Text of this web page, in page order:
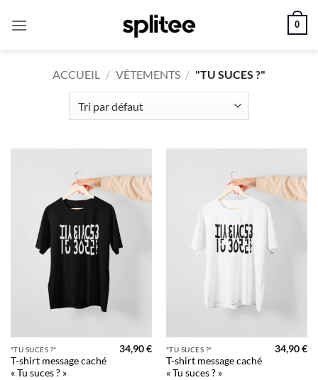
0
ACCUEIL / VÊTEMENTS / "TU SUCES ?"
"TU SUCES ?"
T-shirt message caché
« Tu suces ? »
34,90€ "TU SUCES ?"
T-shirt message caché
« Tu suces ? »
34,90€